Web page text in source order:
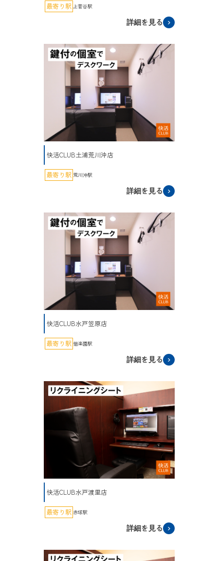
最寄り駅 上菅谷駅
詳細を見る
快活CLUB土浦荒川沖店
最寄り駅 荒川沖駅
詳細を見る
快活CLUB水戸笠原店
最寄り駅 偕楽園駅
詳細を見る
快活CLUB水戸渡里店
最寄り駅 赤塚駅
詳細を見る